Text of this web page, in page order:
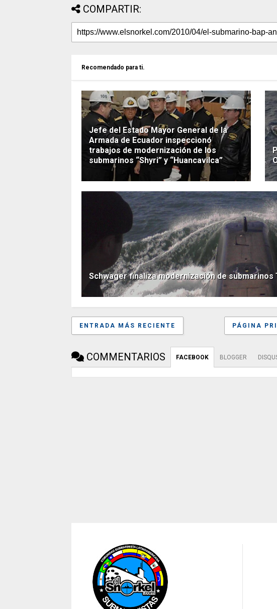
COMPARTIR:
Recomendado para ti.
Jefe del Estado Mayor General de la
Armada de Ecuador inspeccionó
trabajos de modernización de los
submarinos “Shyri” y “Huancavilca”
Schwager finaliza modernización de submarinos
ENTRADA MÁS RECIENTE PÁGINA
COMMENTARIOS FACEBOOK BLOGGER